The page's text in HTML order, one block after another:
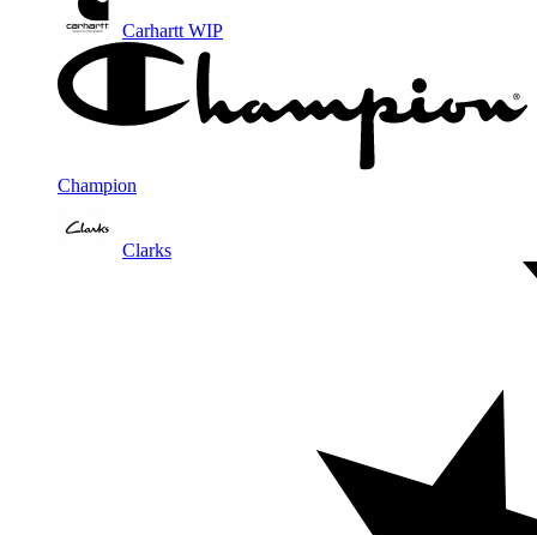
Carhartt WIP
Champion
Clarks